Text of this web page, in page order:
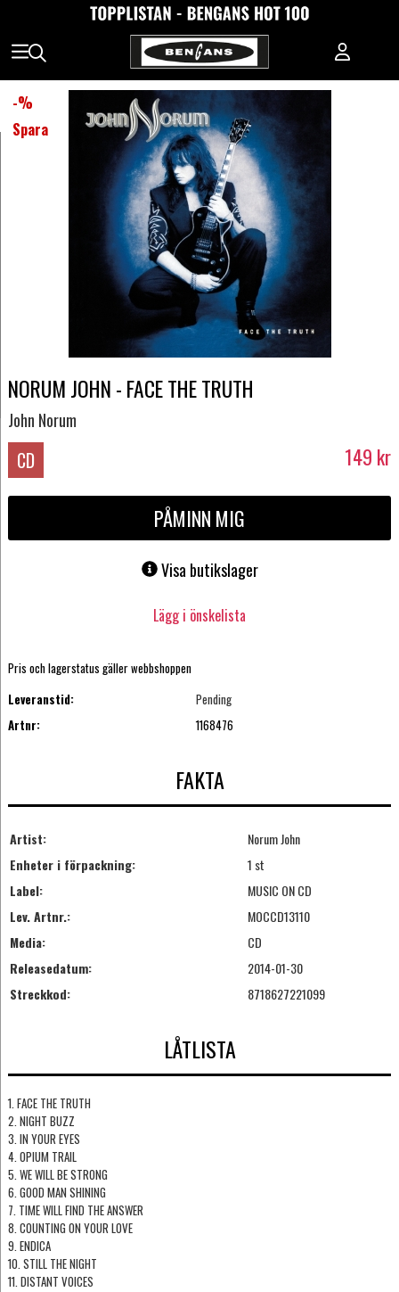
-%
Spara
NORUM JOHN - FACE THE TRUTH
John Norum
CD 149 kr
PÅMINN MIG
Visa butikslager
Lägg i önskelista
Pris och lagerstatus gäller webbshoppen
Leveranstid:
Pending
Artnr:
1168476
FAKTA
Artist:
Norum John
Enheter i förpackning:
1 st
Label:
MUSIC ON CD
Lev. Artnr.:
MOCCD13110
Media:
CD
Releasedatum:
2014-01-30
Streckkod:
8718627221099
LÅTLISTA
1. FACE THE TRUTH
2. NIGHT BUZZ
3. IN YOUR EYES
4. OPIUM TRAIL
5. WE WILL BE STRONG
6. GOOD MAN SHINING
7. TIME WILL FIND THE ANSWER
8. COUNTING ON YOUR LOVE
9. ENDICA
10. STILL THE NIGHT
11. DISTANT VOICES